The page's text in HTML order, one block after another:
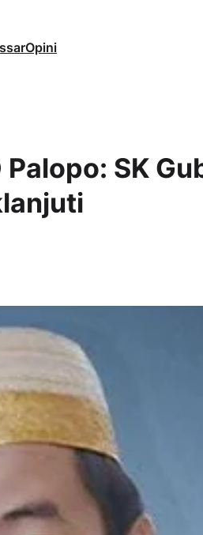
Opini
SK